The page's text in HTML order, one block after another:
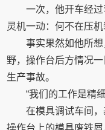
一次，他开车经
灵机一动：何不在压
事实果然如他所
野，操作台后方情况
生产事故。
“我们的工作是精
在模具调试车间
操作台上的模具废铁